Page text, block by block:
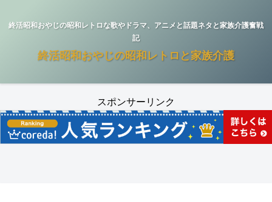
終活昭和おやじの昭和レトロな歌やドラマ、アニメと話題ネタと家族介護奮戦
記
終活昭和おやじの昭和レトロと家族介護
スポンサーリンク